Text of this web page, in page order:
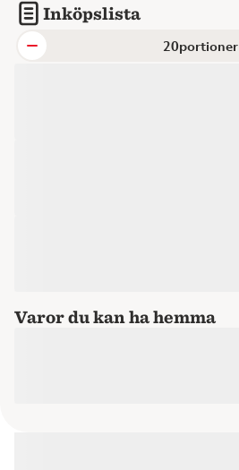
Inköpslista
portioner
Varor du kan ha hemma